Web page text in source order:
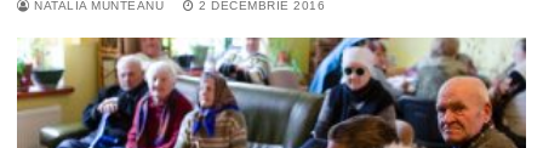
NATALIA MUNTEANU 2 DECEMBRIE 2016